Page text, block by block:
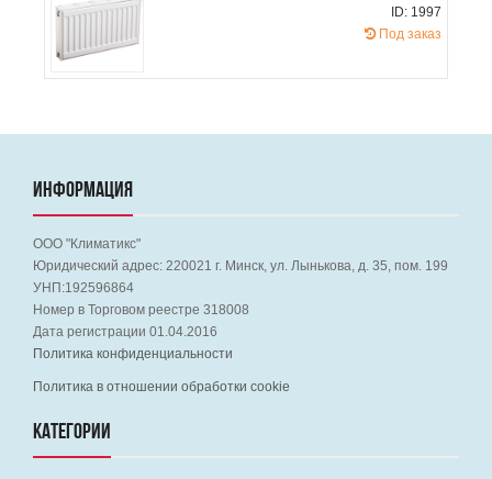
ID: 1997
Под заказ
ИНФОРМАЦИЯ
ООО "Климатикс"
Юридический адрес: 220021 г. Минск, ул. Лынькова, д. 35, пом. 199
УНП:192596864
Номер в Торговом реестре 318008
Дата регистрации 01.04.2016
Политика конфиденциальности
Политика в отношении обработки cookie
КАТЕГОРИИ